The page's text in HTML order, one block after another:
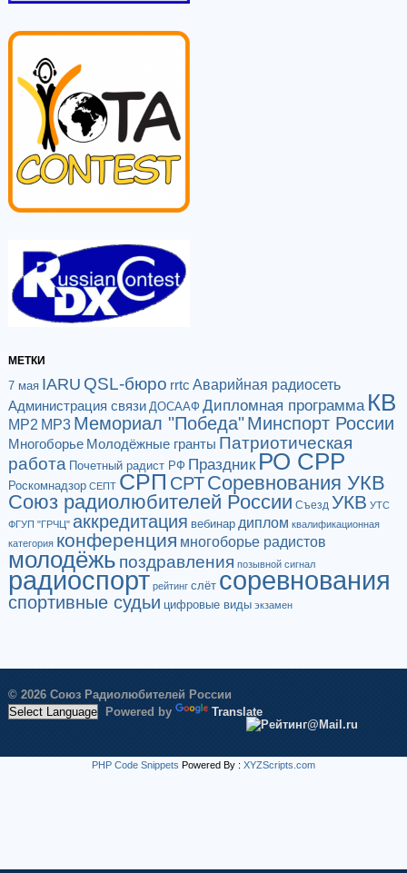
МЕТКИ
7 мая IARU QSL-бюро rrtc Аварийная радиосеть
Администрация связи ДОСААФ Дипломная программа КВ
МР2 МР3 Мемориал "Победа"Минспорт России
Многоборье Молодёжные гранты Патриотическая
работа Почетный радист РФ Праздник РО СРР
Роскомнадзор СЕПТ СРП СРТСоревнования УКВ
Союз радиолюбителей России Съезд УКВ УТС
ФГУП "ГРЧЦ" аккредитация вебинар диплом квалификационная
категория конференция многоборье радистов
молодёжь поздравления позывной сигнал
радиоспорт рейтинг слёт соревнования
спортивные судьи цифровые виды экзамен
© 2026 Союз Радиолюбителей России
Powered by
Translate
PHP Code Snippets Powered By : XYZScripts.com